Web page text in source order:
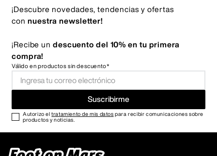
¡Descubre novedades, tendencias y ofertas
con nuestra newsletter!
¡Recibe un descuento del 10% en tu primera
compra!
Válido en productos sin descuento*
Suscribirme
Autorizo eltratamiento de mis datos para recibir comunicaciones sobre
productos y noticias.